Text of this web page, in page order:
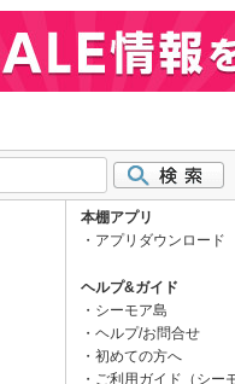
本棚アプリ
アプリダウンロード
ヘルプ&ガイド
シーモア島
ヘルプ/お問合せ
初めての方へ
ご利用ガイド（シー